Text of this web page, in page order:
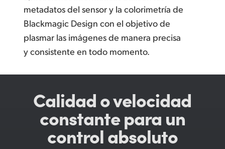
metadatos del sensor y la colorimetría de
Blackmagic Design con el objetivo de
plasmar las imágenes de manera precisa
y consistente en todo momento.
Calidad o velocidad
constante para un
control absoluto